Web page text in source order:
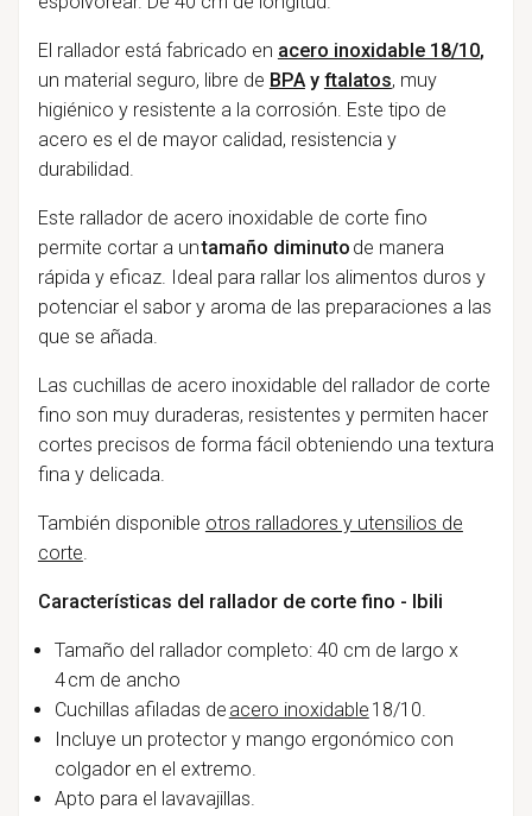
El rallador está fabricado en acero inoxidable 18/10,
un material seguro, libre de BPAy ftalatos, muy
higiénico y resistente a la corrosión. Este tipo de
acero es el de mayor calidad, resistencia y
durabilidad.
Este rallador de acero inoxidable de corte fino
permite cortar a untamaño diminuto de manera
rápida y eficaz. Ideal para rallar los alimentos duros y
potenciar el sabor y aroma de las preparaciones a las
que se añada.
Las cuchillas de acero inoxidable del rallador de corte
fino son muy duraderas, resistentes y permiten hacer
cortes precisos de forma fácil obteniendo una textura
fina y delicada.
También disponible otros ralladores y utensilios de
corte.
Características del rallador de corte fino - Ibili
Tamaño del rallador completo: 40 cm de largo x
4 cm de ancho
Cuchillas afiladas de acero inoxidable 18/10.
Incluye un protector y mango ergonómico con
colgador en el extremo.
Apto para el lavavajillas.